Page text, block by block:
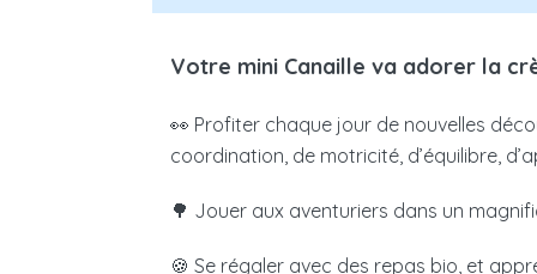
Les résultats obtenus n'ont qu'une
crèche ouvre droit à un crédit
Votre mini Canaille va adorer la
👀 Profiter chaque jour de nouvelles
coordination, de motricité, d’équilibre,
🌳 Jouer aux aventuriers dans un
🍪 Se régaler avec des repas bio, et